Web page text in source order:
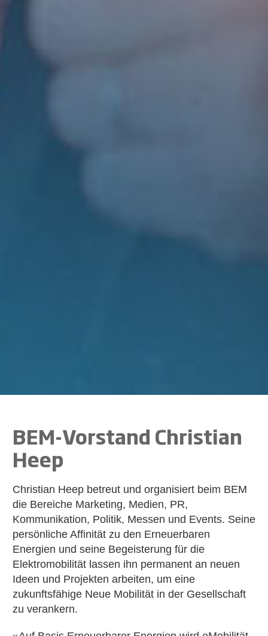
BEM-Vorstand Christian
Heep
Christian Heep betreut und organisiert beim BEM
die Bereiche Marketing, Medien, PR,
Kommunikation, Politik, Messen und Events. Seine
persönliche Affinität zu den Erneuerbaren
Energien und seine Begeisterung für die
Elektromobilität lassen ihn permanent an neuen
Ideen und Projekten arbeiten, um eine
zukunftsfähige Neue Mobilität in der Gesellschaft
zu verankern.